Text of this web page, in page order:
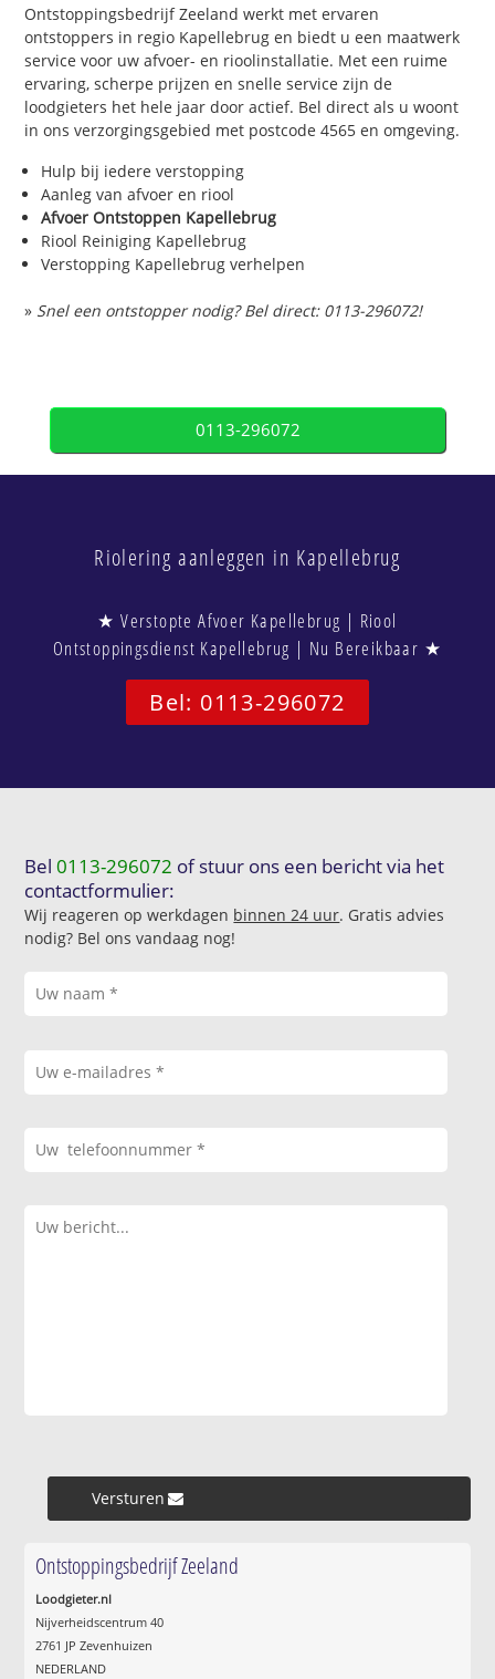
Ontstoppingsbedrijf Zeeland werkt met ervaren
ontstoppers in regio Kapellebrug en biedt u een maatwerk
service voor uw afvoer- en rioolinstallatie. Met een ruime
ervaring, scherpe prijzen en snelle service zijn de
loodgieters het hele jaar door actief. Bel direct als u woont
in ons verzorgingsgebied met postcode 4565 en omgeving.
Hulp bij iedere verstopping
Aanleg van afvoer en riool
Afvoer Ontstoppen Kapellebrug
Riool Reiniging Kapellebrug
Verstopping Kapellebrug verhelpen
» Snel een ontstopper nodig? Bel direct: 0113-296072!
0113-296072
Riolering aanleggen in Kapellebrug
★ Verstopte Afvoer Kapellebrug | Riool
Ontstoppingsdienst Kapellebrug | Nu Bereikbaar ★
Bel: 0113-296072
Bel0113-296072 of stuur ons een bericht via het
contactformulier:
Wij reageren op werkdagen binnen 24 uur. Gratis advies
nodig? Bel ons vandaag nog!
Versturen »
Ontstoppingsbedrijf Zeeland
Loodgieter.nl
Nijverheidscentrum 40
2761 JP Zevenhuizen
NEDERLAND